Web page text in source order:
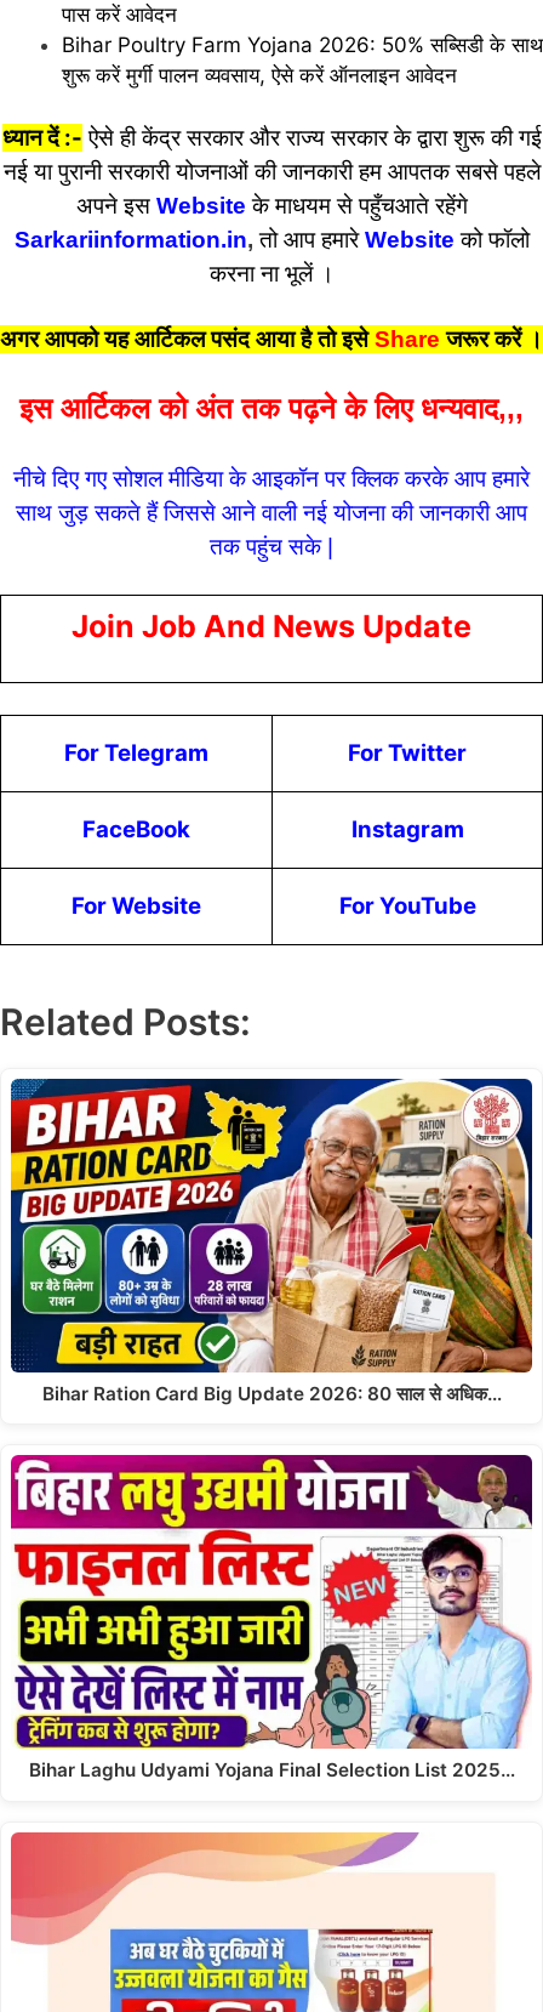
पास करें आवेदन
Bihar Poultry Farm Yojana 2026: 50% सब्सिडी के साथ
शुरू करें मुर्गी पालन व्यवसाय, ऐसे करें ऑनलाइन आवेदन
ध्यान दें :- ऐसे ही केंद्र सरकार और राज्य सरकार के द्वारा शुरू की गई
नई या पुरानी सरकारी योजनाओं की जानकारी हम आपतक सबसे पहले
अपने इसWebsite के माधयम से पहुँचआते रहेंगे
Sarkariinformation.in,तो आप हमारेWebsiteको फॉलो
करना ना भूलें ।
अगर आपको यह आर्टिकल पसंद आया है तो इसेShare जरूर करें ।
इस आर्टिकल को अंत तक पढ़ने के लिए धन्यवाद,,,
नीचे दिए गए सोशल मीडिया के आइकॉन पर क्लिक करके आप हमारे
साथ जुड़ सकते हैं जिससे आने वाली नई योजना की जानकारी आप
तक पहुंच सके |
Join Job And News Update
For Telegram For Twitter
FaceBook Instagram
For Website For YouTube
Related Posts:
Bihar Ration Card Big Update 2026: 80 साल से अधिक…
Bihar Laghu Udyami Yojana Final Selection List 2025…